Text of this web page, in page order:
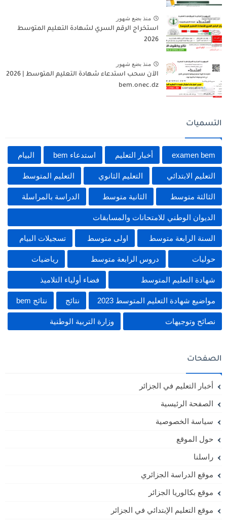
منذ بضع شهور
استخراج الرقم السري لشهادة التعليم المتوسط
2026
منذ بضع شهور
الآن سحب استدعاء شهادة التعليم المتوسط | 2026
bem.onec.dz
التسميات
examen bem أخبار التعليم استدعاء bem البيام
التعليم الابتدائي التعليم الثانوي التعليم المتوسط
الثالثة متوسط الثانية متوسط الدراسة بالمراسلة
الديوان الوطني للامتحانات والمسابقات
السنة الرابعة متوسط اولى متوسط تسجيلات البيام
حوليات دروس الرابعة متوسط رياضيات
شهادة التعليم المتوسط فضاء أولياء التلاميذ
مواضيع شهادة التعليم المتوسط 2023 نتائج نتائج bem
نصائح وتوجيهات وزارة التربية الوطنية
الصفحات
أخبار التعليم في الجزائر
الصفحة الرئيسية
سياسة الخصوصية
حول الموقع
راسلنا
موقع الدراسة الجزائري
موقع بكالوريا الجزائر
موقع التعليم الإبتدائي في الجزائر